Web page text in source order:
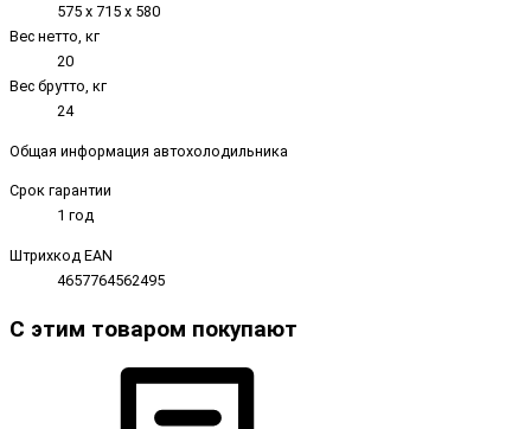
575 x 715 x 580
Вес нетто, кг
20
Вес брутто, кг
24
Общая информация автохолодильника
Срок гарантии
1 год
Штрихкод EAN
4657764562495
С этим товаром покупают